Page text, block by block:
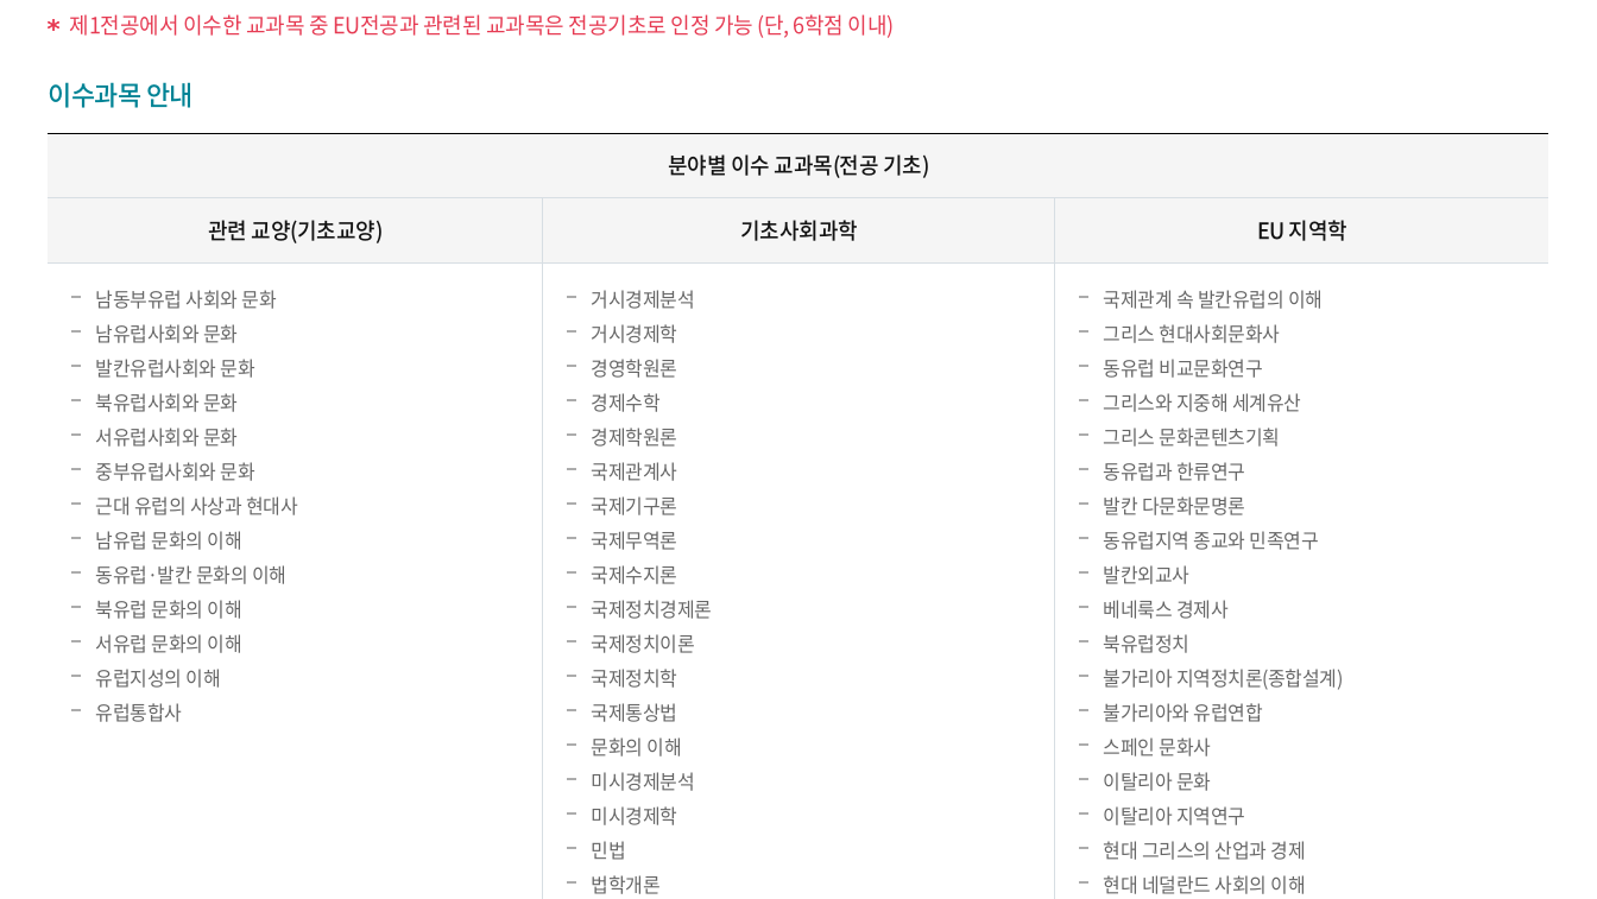
제1전공에서 이수한 교과목 중 EU전공과 관련된 교과목은 전공기초로 인정 가능 (단, 6학점 이내)
이수과목 안내
분야별 이수 교과목(전공 기초)
관련 교양(기초교양) 기초사회과학 EU 지역학
남동부유럽 사회와 문화
남유럽사회와 문화
발칸유럽사회와 문화
북유럽사회와 문화
서유럽사회와 문화
중부유럽사회와 문화
근대 유럽의 사상과 현대사
남유럽 문화의 이해
동유럽·발칸 문화의 이해
북유럽 문화의 이해
서유럽 문화의 이해
유럽지성의 이해
유럽통합사
거시경제분석
거시경제학
경영학원론
경제수학
경제학원론
국제관계사
국제기구론
국제무역론
국제수지론
국제정치경제론
국제정치이론
국제정치학
국제통상법
문화의 이해
미시경제분석
미시경제학
민법
법학개론
국제관계 속 발칸유럽의 이해
그리스 현대사회문화사
동유럽 비교문화연구
그리스와 지중해 세계유산
그리스 문화콘텐츠기획
동유럽과 한류연구
발칸 다문화문명론
동유럽지역 종교와 민족연구
발칸외교사
베네룩스 경제사
북유럽정치
불가리아 지역정치론(종합설계)
불가리아와 유럽연합
스페인 문화사
이탈리아 문화
이탈리아 지역연구
현대 그리스의 산업과 경제
현대 네덜란드 사회의 이해